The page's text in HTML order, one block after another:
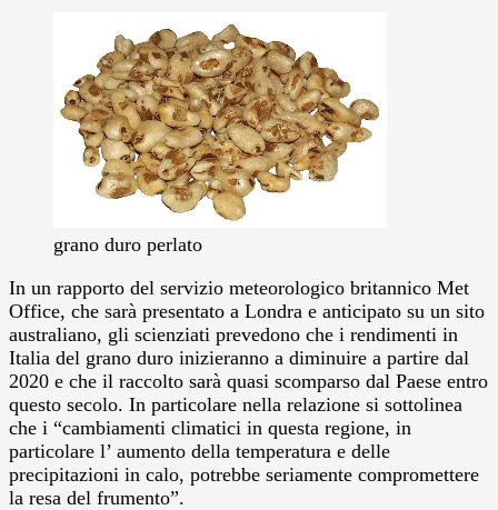
grano duro perlato
In un rapporto del servizio meteorologico britannico Met
Office, che sarà presentato a Londra e anticipato su un sito
australiano, gli scienziati prevedono che i rendimenti in
Italia del grano duro inizieranno a diminuire a partire dal
2020 e che il raccolto sarà quasi scomparso dal Paese entro
questo secolo. In particolare nella relazione si sottolinea
che i “cambiamenti climatici in questa regione, in
particolare l’ aumento della temperatura e delle
precipitazioni in calo, potrebbe seriamente compromettere
la resa del frumento”.